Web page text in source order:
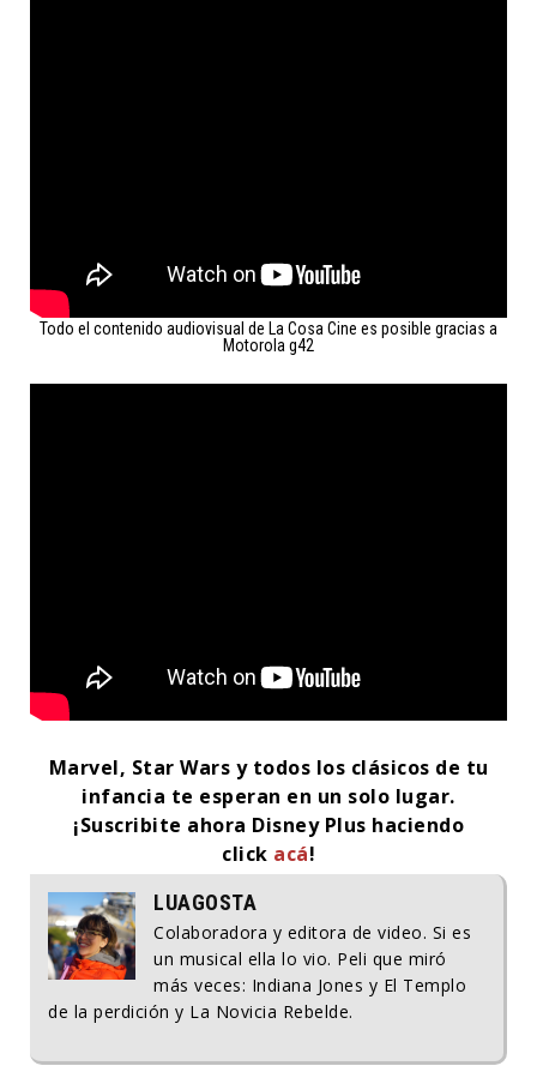
Todo el contenido audiovisual de La Cosa Cine es posible gracias a
Motorola g42
Marvel, Star Wars y todos los clásicos de tu
infancia te esperan en un solo lugar.
¡Suscribite ahora Disney Plus haciendo
click acá!
LUAGOSTA
Colaboradora y editora de video. Si es
un musical ella lo vio. Peli que miró
más veces: Indiana Jones y El Templo
de la perdición y La Novicia Rebelde.